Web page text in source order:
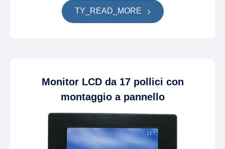
TY_READ_MORE
Monitor LCD da 17 pollici con
montaggio a pannello